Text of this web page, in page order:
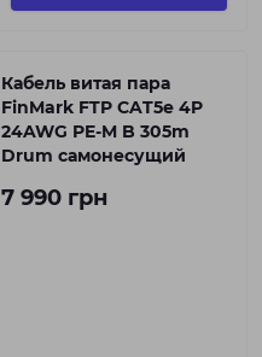
Кабель витая пара
FinMark FTP CAT5e 4P
24AWG PE-M B 305m
Drum самонесущий
7 990 грн